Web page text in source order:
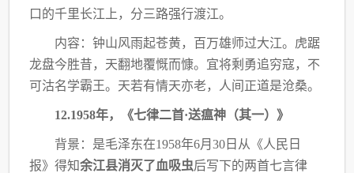
口的千里长江上，分三路强行渡江。
内容：钟山风雨起苍黄，百万雄师过大江。虎踞
龙盘今胜昔，天翻地覆慨而慷。宜将剩 勇追穷寇，不
可沽名学霸王。天若有情天亦老，人间正道是沧桑。
12.1958年，《七律二首·送瘟神（其一）》
背景：是毛泽东在1958年6月30日从《人民日
报》得知余江县消灭了血吸虫后写下的两首七言律